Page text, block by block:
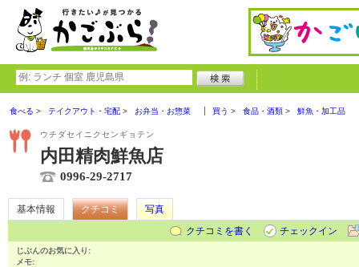
食べる テイクアウト・宅配 お弁当・お惣菜 買う 食品・酒類 鮮魚・加工品
ウチダセイニクセンギョテン
内田精肉鮮魚店
0996-29-2717
基本情報 クチコミ
写真
クチコミを書く
チェックイン
じぶんのお気に入り:
メモ: